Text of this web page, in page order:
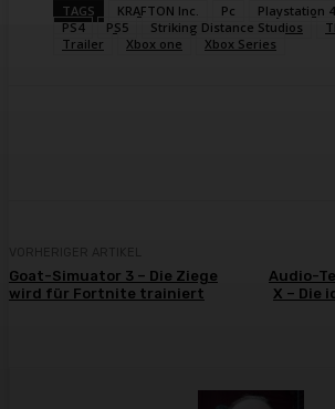
TAGS KRAFTON Inc. Pc Playstation 4
PS4
PS5 Striking Distance Studios
Trailer
Xbox one Xbox Series
Goat-Simuator 3 – Die Ziege
wird für Fortnite trainiert
Audio-
X – Die